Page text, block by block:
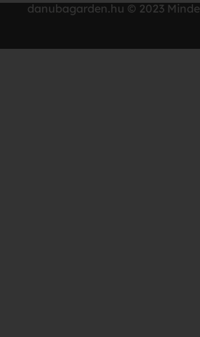
danubagarden.hu © 2023